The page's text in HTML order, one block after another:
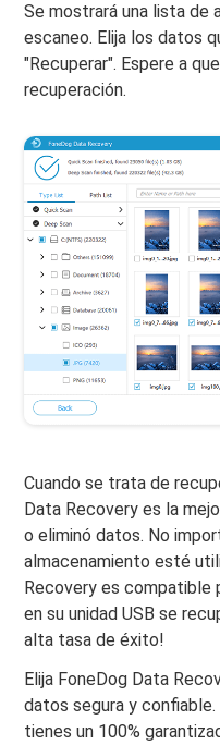
Se mostrará una lista de
escaneo. Elija los datos
"Recuperar". Espere a
recuperación.
Cuando se trata de
Data Recovery es la
o eliminó datos. No
almacenamiento esté
Recovery es compatible
en su unidad USB se
alta tasa de éxito!
Elija FoneDog Data
datos segura y
tienes un 100%